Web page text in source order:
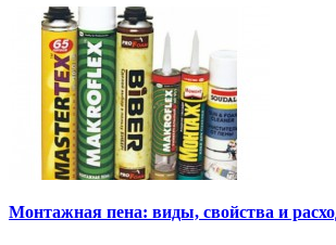
Монтажная пена: виды, свойства и